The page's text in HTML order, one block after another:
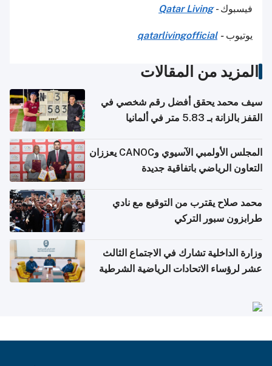
فيسبوك -Qatar Living
يوتيوب-
qatarlivingofficial
المزيد من المقالات
سيف محمد يحقق أفضل رقم شخصي في
القفز بالزانة بـ 5.83 متر في ألمانيا
المجلس الأولمبي الآسيوي وCANOC يعززان
التعاون الرياضي باتفاقية جديدة
محمد صلاح يقترب من التوقيع مع نادي
طرابزون سبور التركي
وزارة الداخلية تشارك في الاجتماع الثالث
عشر لرؤساء الاتحادات الرياضية الشرطية